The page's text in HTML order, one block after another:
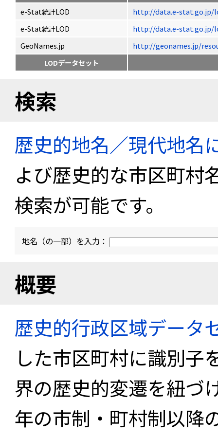
e-Stat統計LOD
http://data.e-stat.go.jp/
e-Stat統計LOD
http://data.e-stat.go.jp/
GeoNames.jp
http://geonames.jp/
LODデータセット
検索
歴史的地名／現代地名
よび歴史的な市区町村
検索が可能です。
地名（の一部）を入力：
概要
歴史的行政区域データ
した市区町村に識別子
界の歴史的変遷を紐づ
年の市制・町村制以降